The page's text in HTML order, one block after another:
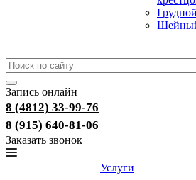
Запись онлайн
8 (4812) 33-99-76
8 (915) 640-81-06
Заказать звонок
Услуги